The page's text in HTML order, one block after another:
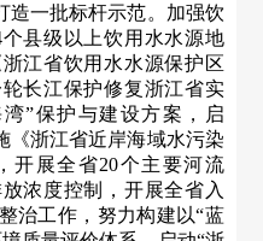
造一批标杆示范。加强饮
县级以上饮用水水源地
江省饮用水水源保护区
长江保护修复浙江省实
”保护与建设方案，启
《浙江省近岸海域水污染
开展全省20个主要河流
浓度控制，开展全省入
治工作，努力构建以“蓝